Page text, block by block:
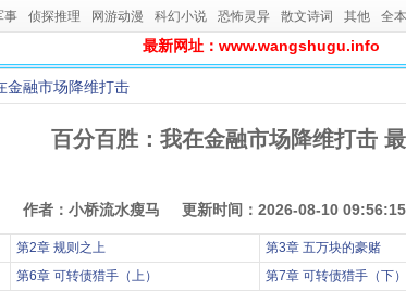
事 侦探推理 网游动漫 科幻小说 恐怖灵异 散文诗词 其他 全本
最新网址：www.wangshugu.info
金融市场降维打击
百分百胜：我在金融市场降维打击
作者：小桥流水瘦马 更新时间：2026-08-10
第2章 规则之上 第3章 五万块的豪赌
第6章 可转债猎手（上） 第7章 可转债猎手（下）